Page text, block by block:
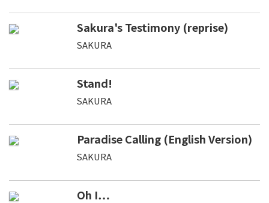
Sakura's Testimony (reprise)
SAKURA
Stand!
SAKURA
Paradise Calling (English Version)
SAKURA
Oh I…